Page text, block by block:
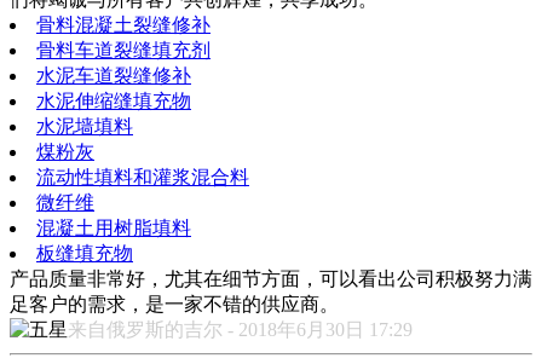
骨料混凝土裂缝修补
骨料车道裂缝填充剂
水泥车道裂缝修补
水泥伸缩缝填充物
水泥墙填料
煤粉灰
流动性填料和灌浆混合料
微纤维
混凝土用树脂填料
板缝填充物
产品质量非常好，尤其在细节方面，可以看出公司积极努力满
足客户的需求，是一家不错的供应商。
来自俄罗斯的吉尔 - 2018年6月30日 17:29